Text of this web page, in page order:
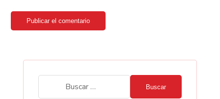
Publicar el comentario
Buscar